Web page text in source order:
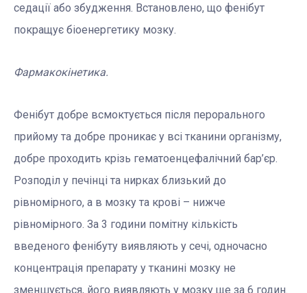
седації або збудження. Встановлено, що фенібут
покращує біоенергетику мозку.
Фармакокінетика.
Фенібут добре всмоктується після перорального
прийому та добре проникає у всі тканини організму,
добре проходить крізь гематоенцефалічний бар’єр.
Розподіл у печінці та нирках близький до
рівномірного, а в мозку та крові – нижче
рівномірного. За 3 години помітну кількість
введеного фенібуту виявляють у сечі, одночасно
концентрація препарату у тканині мозку не
зменшується, його виявляють у мозку ще за 6 годин.